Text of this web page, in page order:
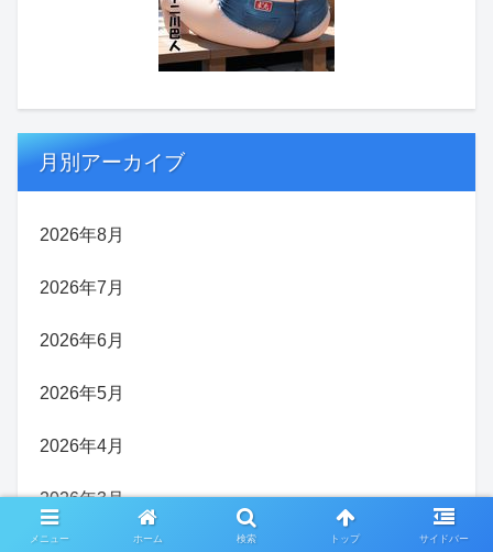
月別アーカイブ
2026年8月
2026年7月
2026年6月
2026年5月
2026年4月
2026年3月
メニュー ホーム 検索 トップ サイドバー